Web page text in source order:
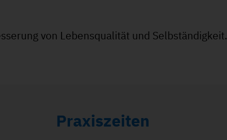
von Lebensqualität und Selbständigkeit.
Praxiszeiten